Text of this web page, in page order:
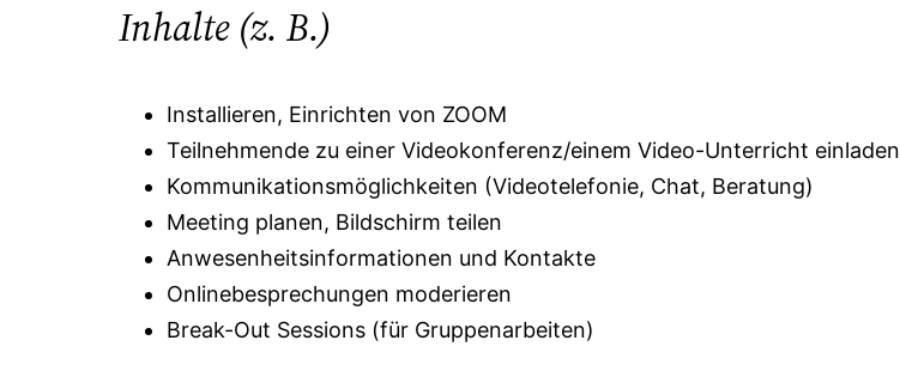
Inhalte (z. B.)
Installieren, Einrichten von ZOOM
Teilnehmende zu einer Videokonferenz/einem Video-Unterricht einladen
Kommunikationsmöglichkeiten (Videotelefonie, Chat, Beratung)
Meeting planen, Bildschirm teilen
Anwesenheitsinformationen und Kontakte
Onlinebesprechungen moderieren
Break-Out Sessions (für Gruppenarbeiten)